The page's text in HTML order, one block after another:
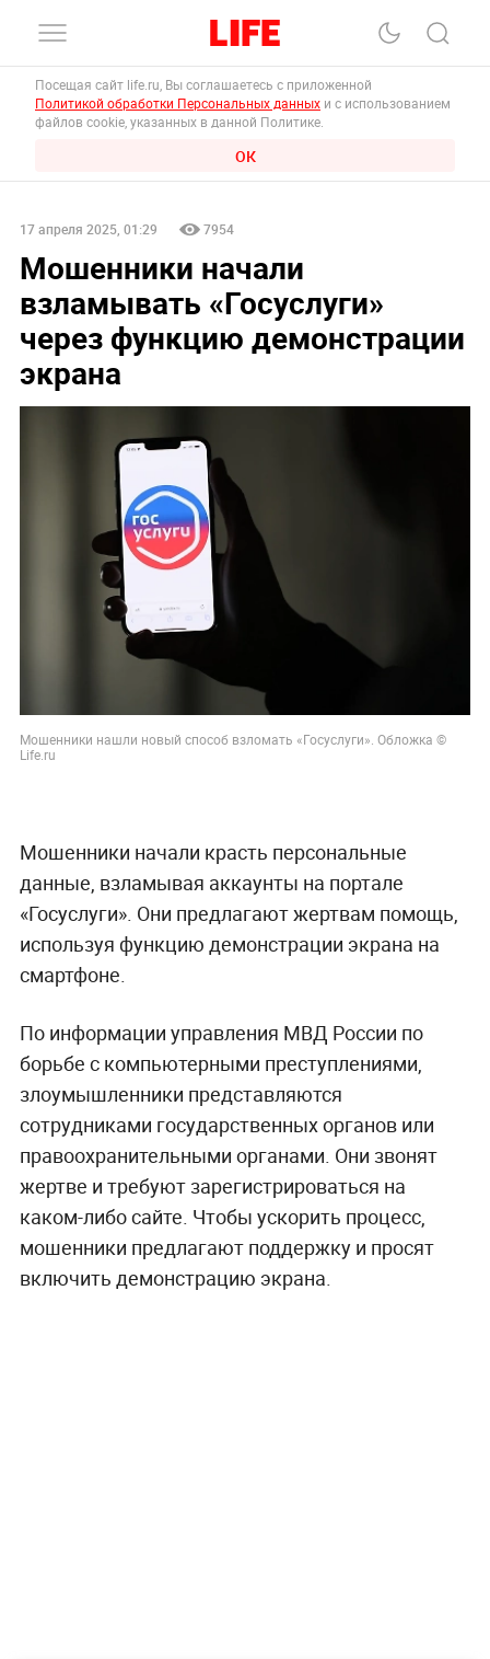
Посещая сайт life.ru, Вы соглашаетесь с приложенной
Политикой обработки Персональных данных и с использованием
файлов cookie, указанных в данной Политике.
ОК
17 апреля 2025, 01:29 7954
Мошенники начали
взламывать «Госуслуги»
через функцию демонстрации
экрана
Мошенники нашли новый способ взломать «Госуслуги». Обложка ©
Life.ru
Мошенники начали красть персональные
данные, взламывая аккаунты на портале
«Госуслуги». Они предлагают жертвам помощь,
используя функцию демонстрации экрана на
смартфоне.
По информации управления МВД России по
борьбе с компьютерными преступлениями,
злоумышленники представляются
сотрудниками государственных органов или
правоохранительными органами. Они звонят
жертве и требуют зарегистрироваться на
каком-либо сайте. Чтобы ускорить процесс,
мошенники предлагают поддержку и просят
включить демонстрацию экрана.